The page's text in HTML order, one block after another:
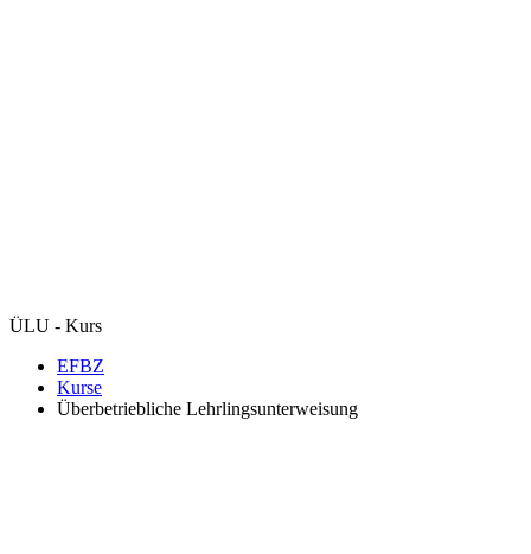
ÜLU - Kurs
EFBZ
Kurse
Überbetriebliche Lehrlingsunterweisung